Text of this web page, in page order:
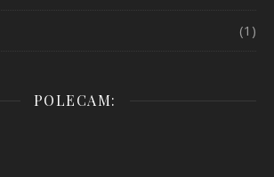
(1)
POLECAM: